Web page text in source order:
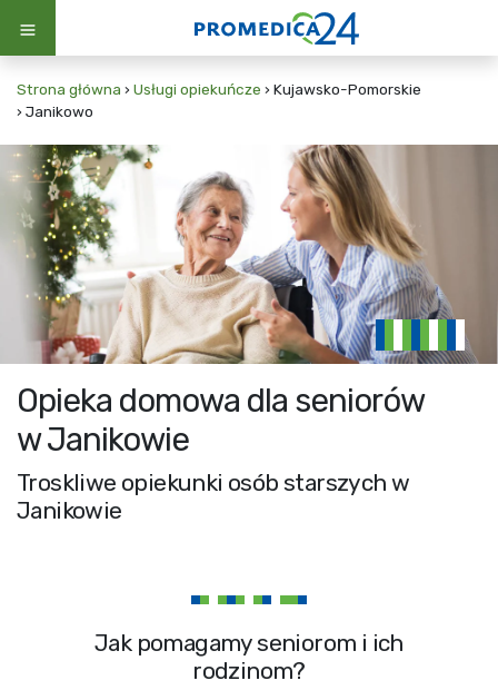
Strona główna › Usługi opiekuńcze › Kujawsko-Pomorskie
› Janikowo
Opieka domowa dla seniorów
w Janikowie
Troskliwe opiekunki osób starszych w
Janikowie
Jak pomagamy seniorom i ich
rodzinom?